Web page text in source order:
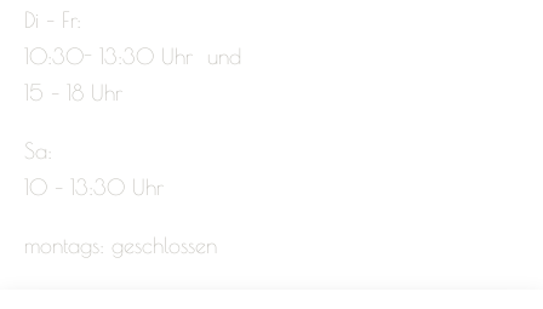
Di – Fr:
10:30- 13:30 Uhr und
15 – 18 Uhr
Sa:
10 – 13:30 Uhr
montags: geschlossen